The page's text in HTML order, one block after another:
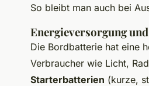
So bleibt man auch bei
Energieversorgung
Die Bordbatterie hat eine
Verbraucher wie Licht,
Starterbatterien (kurze,